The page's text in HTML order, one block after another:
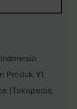
Produk YL
(Tokopedia,